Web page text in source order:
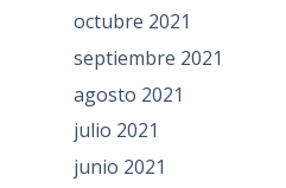
octubre 2021
septiembre 2021
agosto 2021
julio 2021
junio 2021